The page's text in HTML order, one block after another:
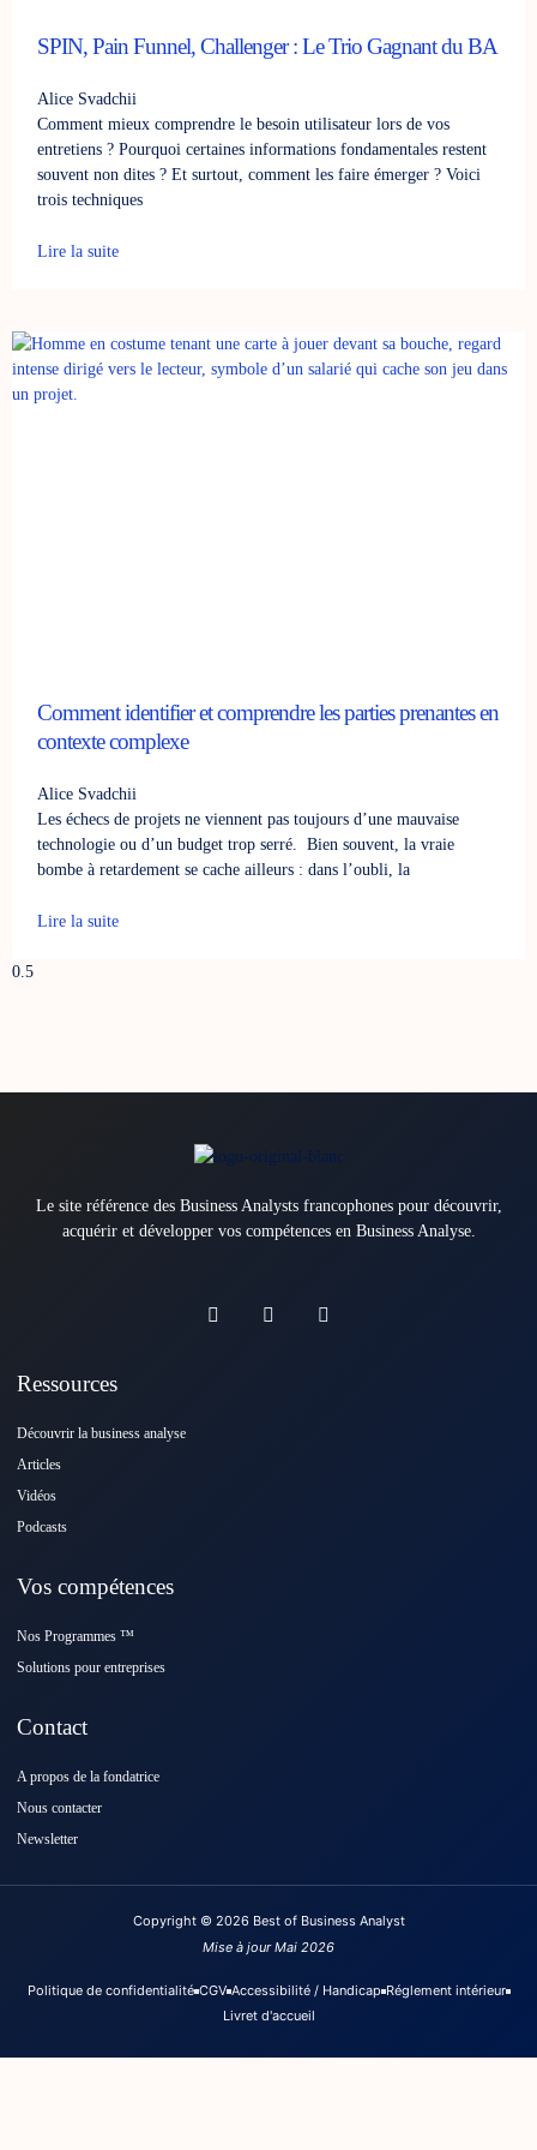
SPIN, Pain Funnel, Challenger : Le Trio Gagnant du BA
Alice Svadchii
Comment mieux comprendre le besoin utilisateur lors de vos
entretiens ? Pourquoi certaines informations fondamentales restent
souvent non dites ? Et surtout, comment les faire émerger ? Voici
trois techniques
Lire la suite
Comment identifier et comprendre les parties prenantes en
contexte complexe
Alice Svadchii
Les échecs de projets ne viennent pas toujours d’une mauvaise
technologie ou d’un budget trop serré. Bien souvent, la vraie
bombe à retardement se cache ailleurs : dans l’oubli, la
Lire la suite
Le site référence des Business Analysts francophones pour découvrir,
acquérir et développer vos compétences en Business Analyse.
Ressources
Découvrir la business analyse
Articles
Vidéos
Podcasts
Vos compétences
Nos Programmes ™️
Solutions pour entreprises
Contact
A propos de la fondatrice
Nous contacter
Newsletter
Copyright © 2026 Best of Business Analyst
Mise à jour Mai 2026
Politique de confidentialité CGV Accessibilité / Handicap Réglement intérieur
Livret d'accueil